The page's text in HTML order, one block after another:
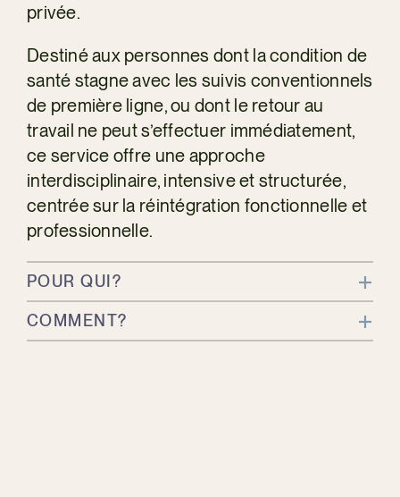
privée.
Destiné aux personnes dont la condition de
santé stagne avec les suivis conventionnels
de première ligne, ou dont le retour au
travail ne peut s’effectuer immédiatement,
ce service offre une approche
interdisciplinaire, intensive et structurée,
centrée sur la réintégration fonctionnelle et
professionnelle.
POUR QUI?
COMMENT?